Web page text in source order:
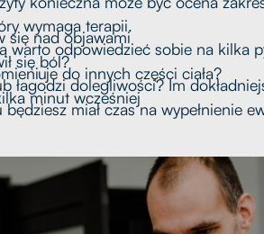
wymaga terapii.
się nad objawami
warto odpowiedzieć sobie na kilka
się ból?
do innych części ciała?
łagodzi dolegliwości? Im
minut wcześniej
będziesz miał czas na wypełnienie